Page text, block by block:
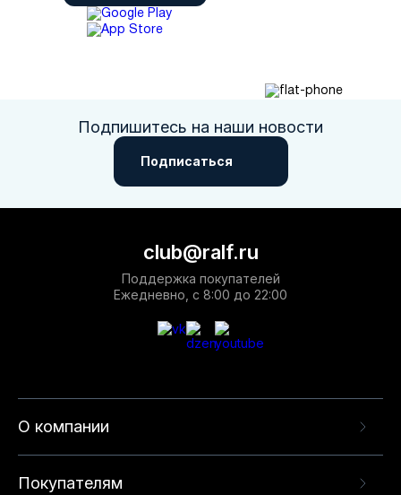
Подпишитесь на наши новости
Подписаться
О компании
Покупателям
club@ralf.ru
Поддержка покупателей
Ежедневно, с 8:00 до 22:00